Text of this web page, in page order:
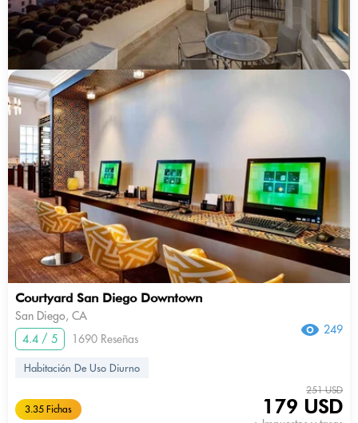
Courtyard San Diego Downtown
San Diego, CA
4.4 / 5
1690 Reseñas
249
Habitación De Uso Diurno
3.35 Fichas
251 USD
179 USD